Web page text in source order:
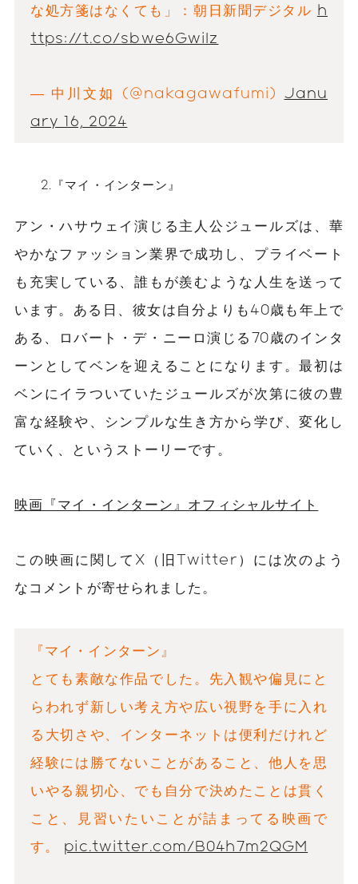
な処方箋はなくても」：朝日新聞デジタル h
ttps://t.co/sbwe6GwiIz
— 中川文如 (@nakagawafumi) Janu
ary 16, 2024
2.『マイ・インターン』
アン・ハサウェイ演じる主人公ジュールズは、華
やかなファッション業界で成功し、プライベート
も充実している、誰もが羨むような人生を送って
います。ある日、彼女は自分よりも40歳も年上で
ある、ロバート・デ・ニーロ演じる70歳のインタ
ーンとしてベンを迎えることになります。最初は
ベンにイラついていたジュールズが次第に彼の豊
富な経験や、シンプルな生き方から学び、変化し
ていく、というストーリーです。
映画『マイ・インターン』オフィシャルサイト
この映画に関してX（旧Twitter）には次のよう
なコメントが寄せられました。
『マイ・インターン』
とても素敵な作品でした。先入観や偏見にと
らわれず新しい考え方や広い視野を手に入れ
る大切さや、インターネットは便利だけれど
経験には勝てないことがあること、他人を思
いやる親切心、でも自分で決めたことは貫く
こと、見習いたいことが詰まってる映画で
す。 pic.twitter.com/B04h7m2QGM